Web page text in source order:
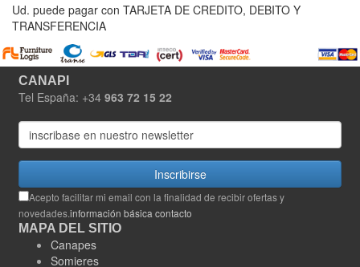
Ud. puede pagar con TARJETA DE CREDITO, DEBITO Y
TRANSFERENCIA
CANAPI
Tel España: +34 963 72 15 22
Inscribirse
Acepto facilitar mi email con la finalidad de recibir ofertas y
novedades.información básica contacto
MAPA DEL SITIO
Canapes
Somieres